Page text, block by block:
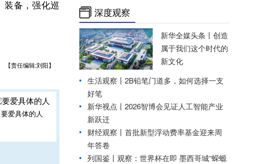
装备，强化巡
【责任编辑:刘阳】
要爱具体的人
深度观察
新华全媒头条丨 创造
属于我们这个时代的
新文化
生活观察丨2B铅笔门道多，如何选择一支
好笔
新华视点丨 2026智博会见证人工智能产业
新跃迁
财经观察丨 首批新型浮动费率基金迎来周
年答卷
列国鉴丨观察：世界杯在即 墨西哥城“蝾螈